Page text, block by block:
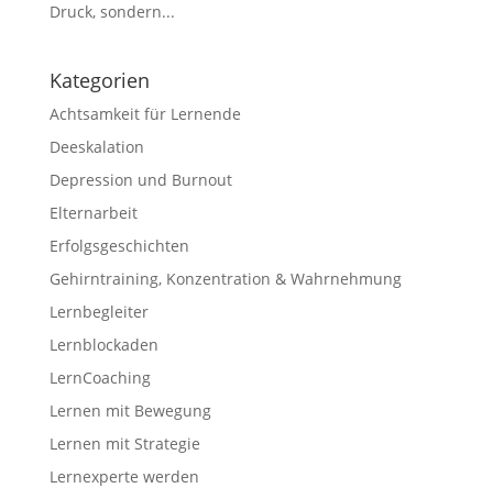
Druck, sondern...
Kategorien
Achtsamkeit für Lernende
Deeskalation
Depression und Burnout
Elternarbeit
Erfolgsgeschichten
Gehirntraining, Konzentration & Wahrnehmung
Lernbegleiter
Lernblockaden
LernCoaching
Lernen mit Bewegung
Lernen mit Strategie
Lernexperte werden